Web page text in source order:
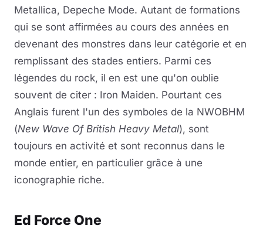
Metallica, Depeche Mode. Autant de formations
qui se sont affirmées au cours des années en
devenant des monstres dans leur catégorie et en
remplissant des stades entiers. Parmi ces
légendes du rock, il en est une qu'on oublie
souvent de citer : Iron Maiden. Pourtant ces
Anglais furent l'un des symboles de la NWOBHM
(New Wave Of British Heavy Metal), sont
toujours en activité et sont reconnus dans le
monde entier, en particulier grâce à une
iconographie riche.
Ed Force One